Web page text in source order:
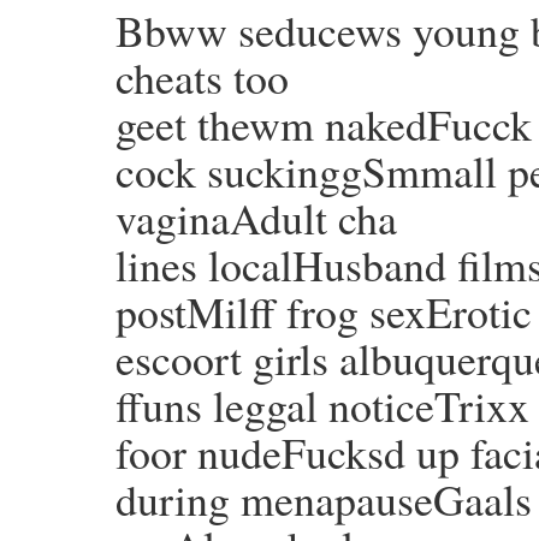
Bbww seducews young
cheats too
geet thewm
cock suckinggSmmall
vaginaAdult cha
lines localHusband
postMilff frog
escoort girls
ffuns leggal noticeTrixx
foor nudeFucksd up
during